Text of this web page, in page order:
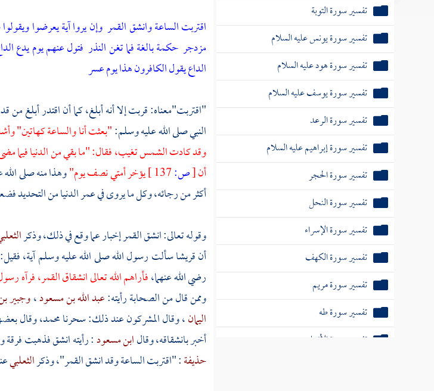
تفسير سورة التوبة
تفسير سورة يونس عليه السلام
تفسير سورة هود عليه السلام
تفسير سورة يوسف عليه السلام
تفسير سورة الرعد
تفسير سورة إبراهيم عليه السلام
تفسير سورة الحجر
تفسير سورة النحل
تفسير سورة الإسراء
تفسير سورة الكهف
تفسير سورة مريم
تفسير سورة طه
تفسير سورة الأنبياء
اقتربت الساعة وانشق القمر وإن يروا آية يعرضوا
مزدجر حكمة بالغة فما تغن النذر فتول عنهم يوم يدع
الداع يقول الكافرون هذا يوم عسر
"اقتربت"معناه: قربت إلا أنه أبلغ، كما أن اقتدر أبلغ من
النبي صلى الله عليه وسلم:"بعثت أنا والساعة كهاتين"
وقد كادت الشمس تغيب، فقال: "ما بقي من الدنيا فيما
أن[ص: يؤخر أمتي نصف يوم"وهذا منه صلى
أكثر من رجائه، وكل ما يروى في عمر الدنيا من التحديد
وقوله تعالى: انشق القمر إخبار عما وقع في ذلك، وذكر
أنقريشاسألت رسول الله صلى الله عليه وسلم آية،
رضي الله عنهما،فأراهم الله تعالى انشقاق القمر، فرآه
وممن قال من الصحابة رأيته:عبد الله بن مسعود،وجبير
اليمان، وقال المشركون عند ذلك: سحرنامحمد،وقال
أخبر بانشقاقه، وقالابن مسعود: رأيته انشق فذهبت فرقة
حذيفة: "اقتربت الساعة وقد انشق القمر"، وذكرالثعلبي